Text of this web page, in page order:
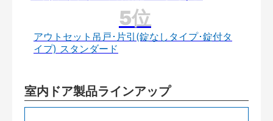
アウトセット吊戸･片引(錠なしタイプ･錠付タ
イプ) スタンダード
室内ドア製品ラインアップ